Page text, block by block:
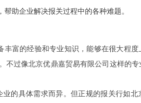
助企业解决报关过程中的各种难题。
丰富的经验和专业知识，能够在很大程度
过像北京优鼎嘉贸易有限公司这样的
的具体需求而异。但正规的报关行如北